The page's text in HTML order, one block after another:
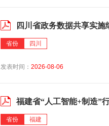
四川省政务数据共享实施
省份 四川
发表时间： 2026-08-06
福建省“人工智能+制造”
省份 福建